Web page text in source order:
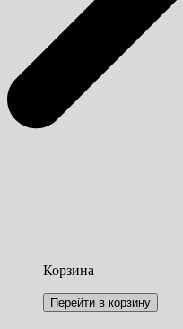
Корзина
Перейти в корзину